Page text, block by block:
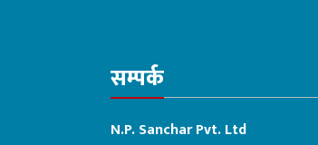
सम्पर्क
N.P. Sanchar Pvt. Ltd